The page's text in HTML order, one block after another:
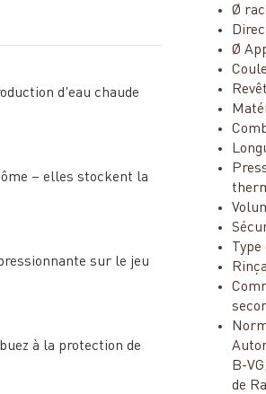
d'eau chaude
– elles stockent la
sur le jeu
à la protection de
Ø
Ø
B-
de